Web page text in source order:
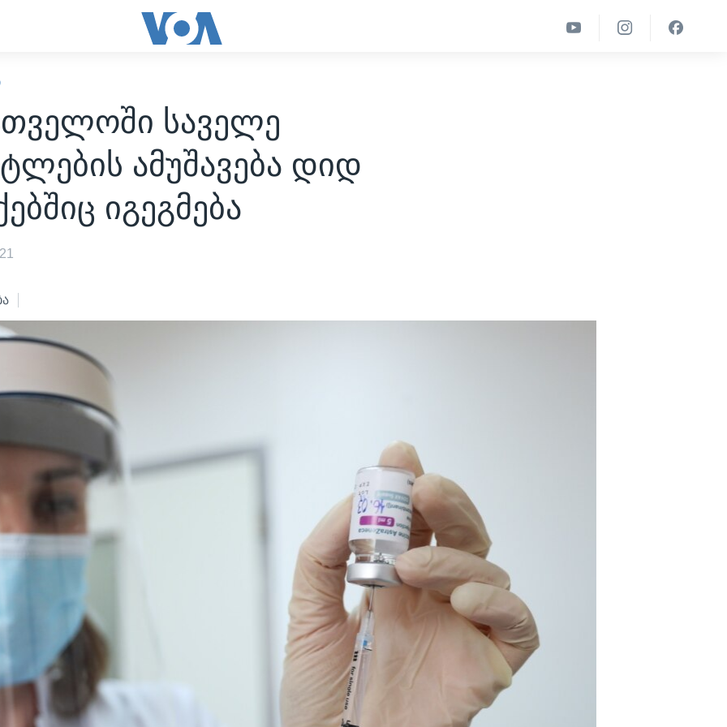
საველე
ამუშავება დიდ
იგეგმება